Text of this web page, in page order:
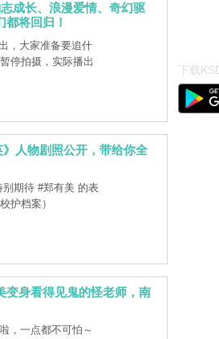
成长、浪漫爱情、奇幻驱
将回归！
，大家准备要追什
停拍摄，实际播出
人物剧照公开，带给你全
别期待 #郑有美 的表
护档案）
变身看得见鬼的怪老师，南
，一点都不可怕～
下载